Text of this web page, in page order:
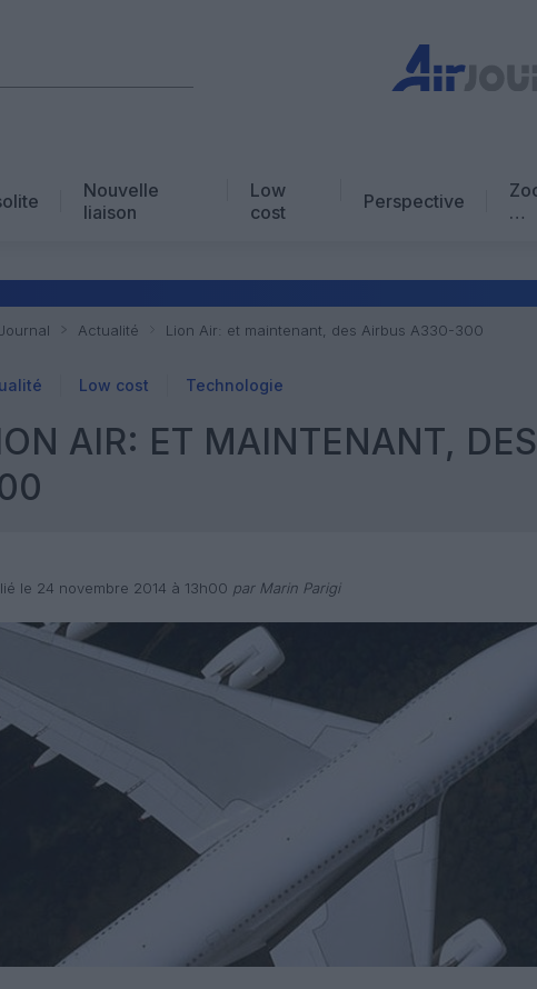
Nouvelle
liaison
Low
cost
Perspective
…
Actualité Lion Air: et maintenant, des Airbus A330-300
Low cost Technologie
AIR: ET MAINTENANT,
le 24 novembre 2014 à 13h00 par Marin Parigi